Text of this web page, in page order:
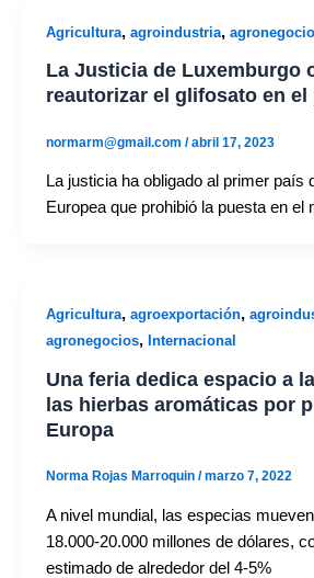
Agricultura, agroindustria,
La Justicia de Luxemburgo
reautorizar el glifosato en el
normarm@gmail.com /abril 17, 2023
La justicia ha obligado al primer país
Europea que prohibió la puesta en el
Agricultura, agroexportación,
agronegocios, Internacional
Una feria dedica espacio a
las hierbas aromáticas por
Europa
Norma Rojas Marroquin /marzo 7, 2022
A nivel mundial, las especias
18.000-20.000 millones de dólares,
estimado de alrededor del 4-5%